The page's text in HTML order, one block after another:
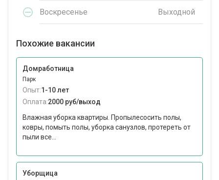
Воскресенье Выходной
Похожие вакансии
Домработница
Парк
Опыт:1-10 лет
Оплата:2000 руб/выход
Влажная уборка квартиры. Пропылесосить полы,
ковры, помыть полы, уборка санузлов, протереть от
пыли все...
Уборщица